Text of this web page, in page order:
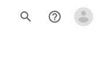
search help_outline